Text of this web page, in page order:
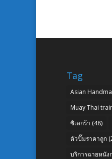
Tag
Asian
Muay Thai
ซิเดกร้า (48)
ตัวปั๊มราคาถูก
บริการฉายหนัง